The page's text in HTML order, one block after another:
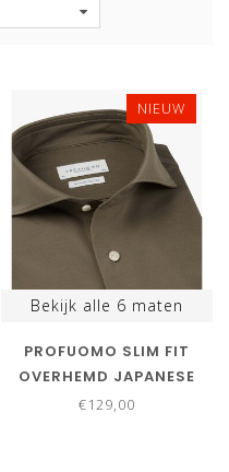
NIEUW
Bekijk alle 6 maten
PROFUOMO SLIM FIT
OVERHEMD JAPANESE
KNITTED BRUIN LIGHT
€129,00